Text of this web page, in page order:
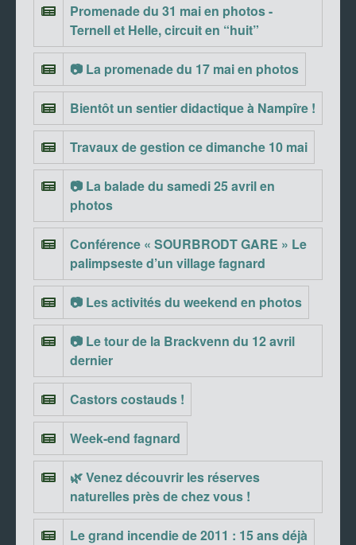
Promenade du 31 mai en photos -
Ternell et Helle, circuit en “huit”
📷 La promenade du 17 mai en photos
Bientôt un sentier didactique à Nampîre !
Travaux de gestion ce dimanche 10 mai
📷 La balade du samedi 25 avril en
photos
Conférence « SOURBRODT GARE » Le
palimpseste d’un village fagnard
📷 Les activités du weekend en photos
📷 Le tour de la Brackvenn du 12 avril
dernier
Castors costauds !
Week-end fagnard
🌿 Venez découvrir les réserves
naturelles près de chez vous !
Le grand incendie de 2011 : 15 ans déjà